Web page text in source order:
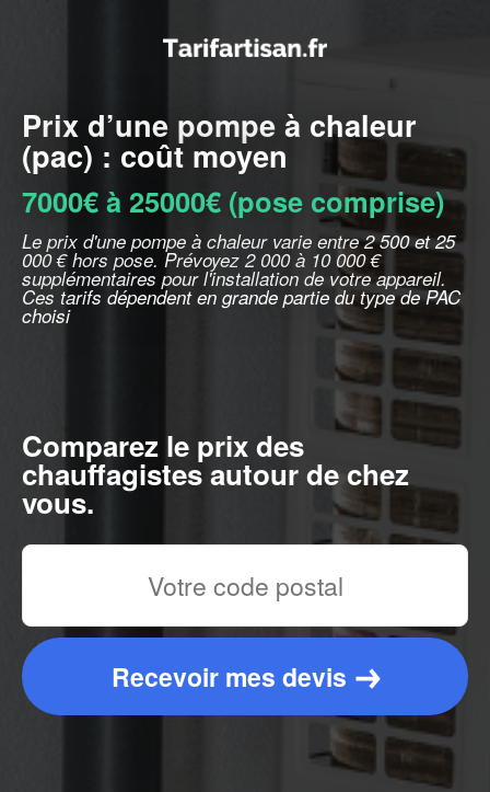
Prix d’une pompe à chaleur
(pac) : coût moyen
7000€ à 25000€ (pose comprise)
Le prix d'une pompe à chaleur varie entre 2 500 et 25
000 € hors pose. Prévoyez 2 000 à 10 000 €
supplémentaires pour l'installation de votre appareil.
Ces tarifs dépendent en grande partie du type de PAC
choisi
Comparez le prix des
chauffagistes autour de chez
vous.
Recevoir mes devis